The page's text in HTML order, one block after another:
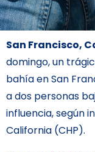
San Francisco,
domingo, un
bahía en San
a dos personas
influencia, según
California (CHP).